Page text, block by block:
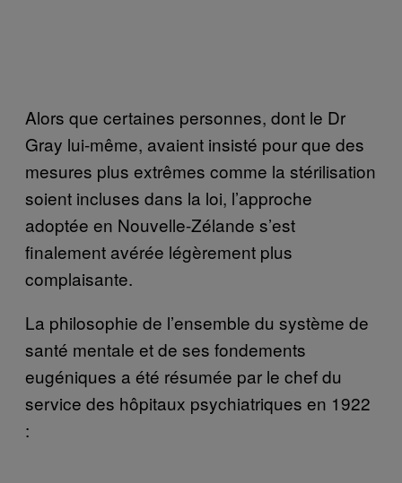
Alors que certaines personnes, dont le Dr
Gray lui-même, avaient insisté pour que des
mesures plus extrêmes comme la stérilisation
soient incluses dans la loi, l’approche
adoptée en Nouvelle-Zélande s’est
finalement avérée légèrement plus
complaisante.
La philosophie de l’ensemble du système de
santé mentale et de ses fondements
eugéniques a été résumée par le chef du
service des hôpitaux psychiatriques en 1922
: